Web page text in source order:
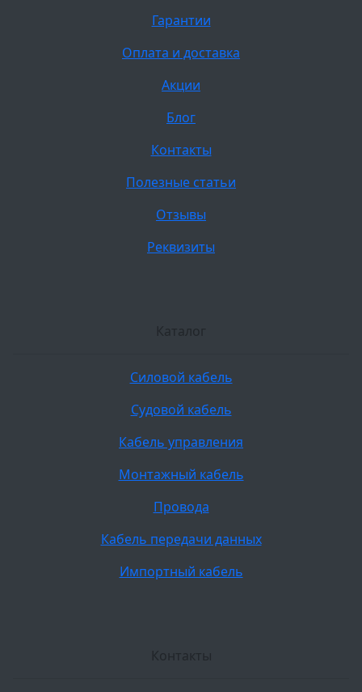
Гарантии
Оплата и доставка
Акции
Блог
Контакты
Полезные статьи
Отзывы
Реквизиты
Каталог
Силовой кабель
Судовой кабель
Кабель управления
Монтажный кабель
Провода
Кабель передачи данных
Импортный кабель
Контакты